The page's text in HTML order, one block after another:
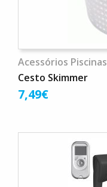
Acessórios Piscinas
Cesto Skimmer
7,49€